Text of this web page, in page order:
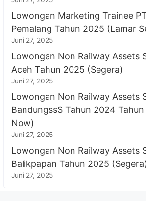
Lowongan Marketing Trainee
Pemalang Tahun 2025 (Lamar
Juni 27, 2025
Lowongan Non Railway Assets
Aceh Tahun 2025 (Segera)
Juni 27, 2025
Lowongan Non Railway Assets
BandungssS Tahun 2024
Now)
Juni 27, 2025
Lowongan Non Railway Assets
Balikpapan Tahun 2025 (Segera)
Juni 27, 2025